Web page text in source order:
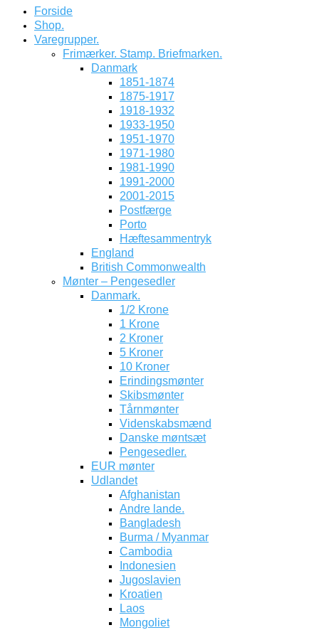
Forside
Shop.
Varegrupper.
Frimærker. Stamp. Briefmarken.
Danmark
1851-1874
1875-1917
1918-1932
1933-1950
1951-1970
1971-1980
1981-1990
1991-2000
2001-2015
Postfærge
Porto
Hæftesammentryk
England
British Commonwealth
Mønter – Pengesedler
Danmark.
1/2 Krone
1 Krone
2 Kroner
5 Kroner
10 Kroner
Erindingsmønter
Skibsmønter
Tårnmønter
Videnskabsmænd
Danske møntsæt
Pengesedler.
EUR mønter
Udlandet
Afghanistan
Andre lande.
Bangladesh
Burma / Myanmar
Cambodia
Indonesien
Jugoslavien
Kroatien
Laos
Mongoliet